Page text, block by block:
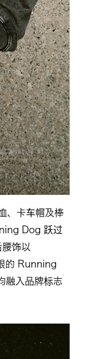
、卡车帽及棒
Dog 跃过
饰以
的 Running
融入品牌标志